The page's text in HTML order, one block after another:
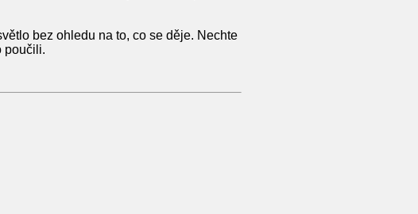
bez ohledu na to, co se děje. Nechte
poučili.